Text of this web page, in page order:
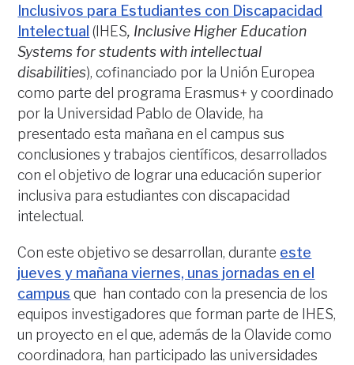
Inclusivos para Estudiantes con Discapacidad
Intelectual (IHES, Inclusive Higher Education
Systems for students with intellectual
disabilities), cofinanciado por la Unión Europea
como parte del programa Erasmus+ y coordinado
por la Universidad Pablo de Olavide, ha
presentado esta mañana en el campus sus
conclusiones y trabajos científicos, desarrollados
con el objetivo de lograr una educación superior
inclusiva para estudiantes con discapacidad
intelectual.
Con este objetivo se desarrollan, durante este
jueves y mañana viernes, unas jornadas en el
campus que han contado con la presencia de los
equipos investigadores que forman parte de IHES,
un proyecto en el que, además de la Olavide como
coordinadora, han participado las universidades